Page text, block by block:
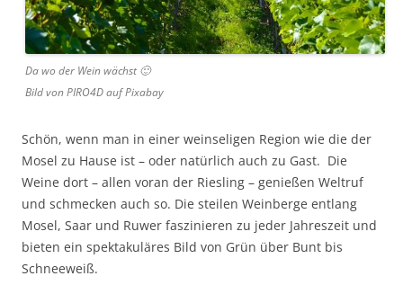
Da wo der Wein wächst 🙂
Bild von PIRO4D auf Pixabay
Schön, wenn man in einer weinseligen Region wie die der
Mosel zu Hause ist – oder natürlich auch zu Gast. Die
Weine dort – allen voran der Riesling – genießen Weltruf
und schmecken auch so. Die steilen Weinberge entlang
Mosel, Saar und Ruwer faszinieren zu jeder Jahreszeit und
bieten ein spektakuläres Bild von Grün über Bunt bis
Schneeweiß.